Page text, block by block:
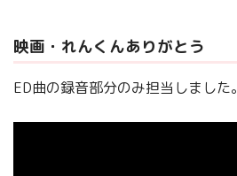
映画・れんくんありがとう
ED曲の録音部分のみ担当しました。